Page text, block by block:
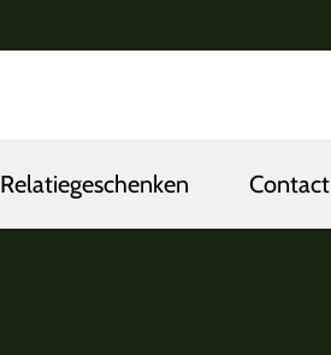
Relatiegeschenken Contact